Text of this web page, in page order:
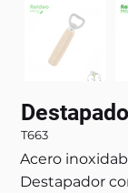
T663
Acero
Destapador